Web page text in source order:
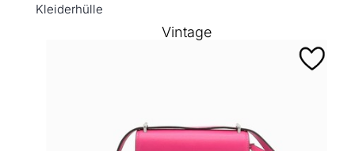
Kleiderhülle
Vintage